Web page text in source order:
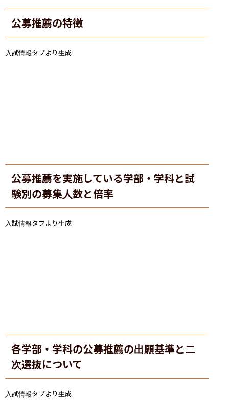
公募推薦の特徴
入試情報タブより生成
公募推薦を実施している学部・学科と試
験別の募集人数と倍率
入試情報タブより生成
各学部・学科の公募推薦の出願基準と二
次選抜について
入試情報タブより生成